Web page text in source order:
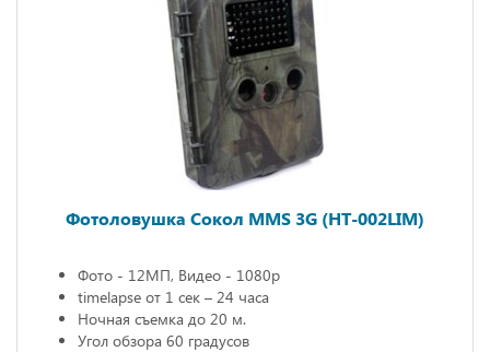
Фотоловушка Сокол MMS 3G (HT-002LIM)
Фото - 12МП, Видео - 1080р
timelapse от 1 сек – 24 часа
Ночная съемка до 20 м.
Угол обзора 60 градусов